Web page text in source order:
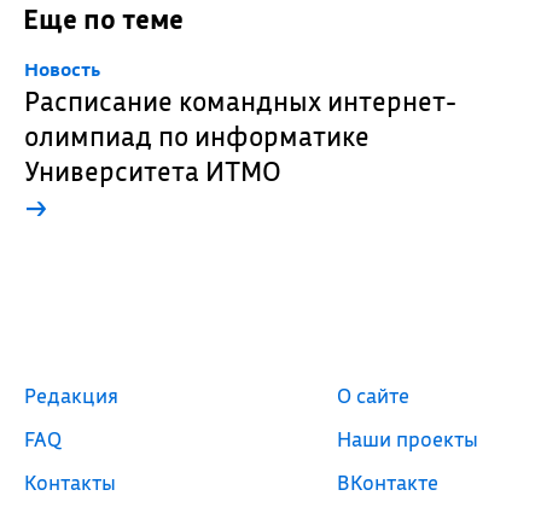
Еще по теме
Новость
Расписание командных интернет-
олимпиад по информатике
Университета ИТМО
→
Редакция
FAQ
Контакты
О сайте
Наши проекты
ВКонтакте